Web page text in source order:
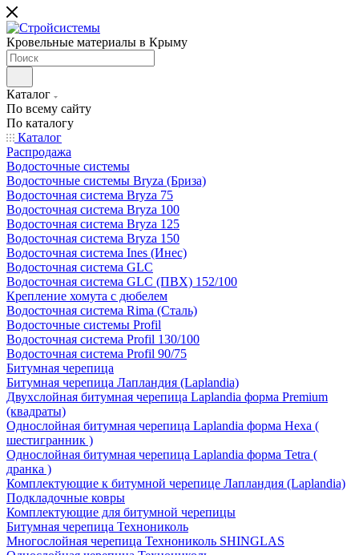
Кровельные материалы в Крыму
Каталог
По всему сайту
По каталогу
Каталог
Распродажа
Водосточные системы
Водосточные системы Bryza (Бриза)
Водосточная система Bryza 75
Водосточная система Bryza 100
Водосточная система Bryza 125
Водосточная система Bryza 150
Водосточная система Ines (Инес)
Водосточная система GLC
Водосточная система GLC (ПВХ) 152/100
Крепление хомута с дюбелем
Водосточная система Rima (Сталь)
Водосточные системы Profil
Водосточная система Profil 130/100
Водосточная система Profil 90/75
Битумная черепица
Битумная черепица Лапландия (Laplandia)
Двухслойная битумная черепица Laplandia форма Premium
(квадраты)
Однослойная битумная черепица Laplandia форма Hexa (
шестигранник )
Однослойная битумная черепица Laplandia форма Tetra (
дранка )
Комплектующие к битумной черепице Лапландия (Laplandia)
Подкладочные ковры
Комплектующие для битумной черепицы
Битумная черепица Технониколь
Многослойная черепица Технониколь SHINGLAS